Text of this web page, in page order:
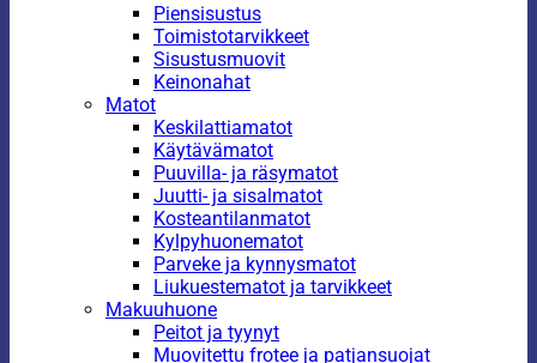
Piensisustus
Toimistotarvikkeet
Sisustusmuovit
Keinonahat
Matot
Keskilattiamatot
Käytävämatot
Puuvilla- ja räsymatot
Juutti- ja sisalmatot
Kosteantilanmatot
Kylpyhuonematot
Parveke ja kynnysmatot
Liukuestematot ja tarvikkeet
Makuuhuone
Peitot ja tyynyt
Muovitettu frotee ja patjansuojat